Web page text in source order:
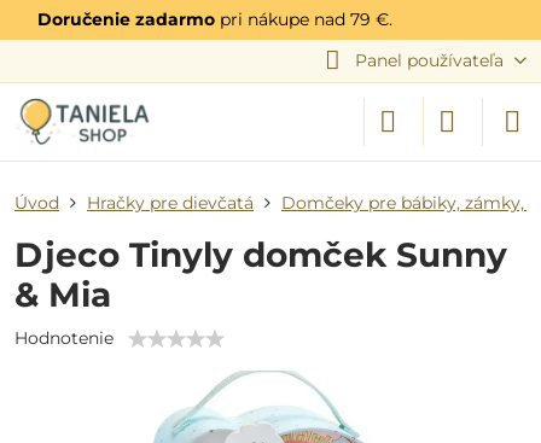
Doručenie zadarmo pri nákupe nad 79 €.
Panel používateľa
Úvod Hračky pre dievčatá Domčeky pre bábiky, zámky,
Djeco Tinyly domček Sunny
& Mia
Hodnotenie